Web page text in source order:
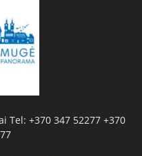
Tel: +370 347 52277 +370